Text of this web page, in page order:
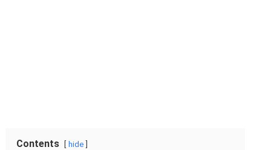
Contents hide